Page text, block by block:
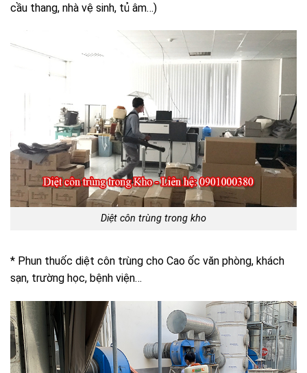
cầu thang, nhà vệ sinh, tủ âm…)
Diệt côn trùng trong kho
* Phun thuốc diệt côn trùng cho Cao ốc văn phòng, khách
sạn, trường học, bệnh viện…